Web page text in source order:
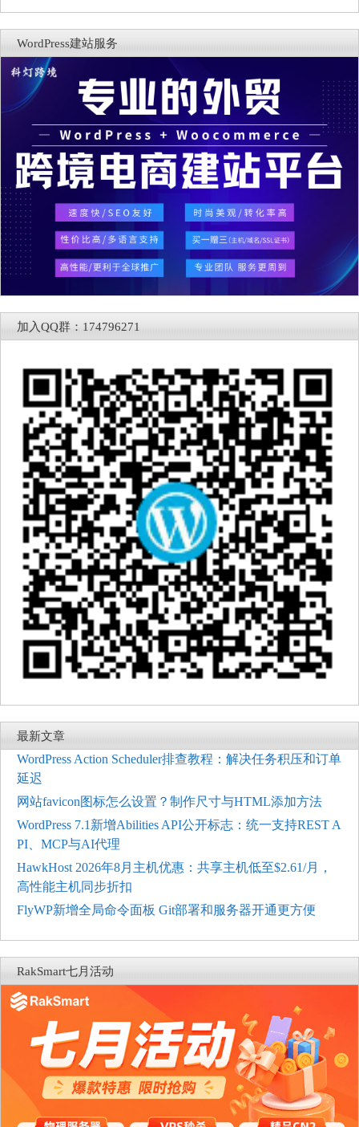
WordPress建站服务
加入QQ群：174796271
最新文章
WordPress Action Scheduler排查教程：解决任务积压和订单
延迟
网站favicon图标怎么设置？制作尺寸与HTML添加方法
WordPress 7.1新增Abilities API公开标志：统一支持REST A
PI、MCP与AI代理
HawkHost 2026年8月主机优惠：共享主机低至$2.61/月，
高性能主机同步折扣
FlyWP新增全局命令面板 Git部署和服务器开通更方便
RakSmart七月活动